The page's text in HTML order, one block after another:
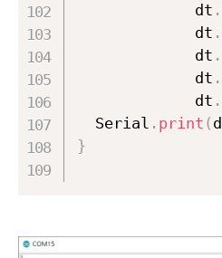
             dt
.
             dt
.
             dt
.
             dt
.
             dt
.
  Serial
. print (
}